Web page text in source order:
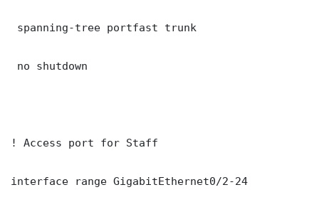
spanning-tree portfast trunk
no shutdown
! Access port for Staff
interface range GigabitEthernet0/2-24